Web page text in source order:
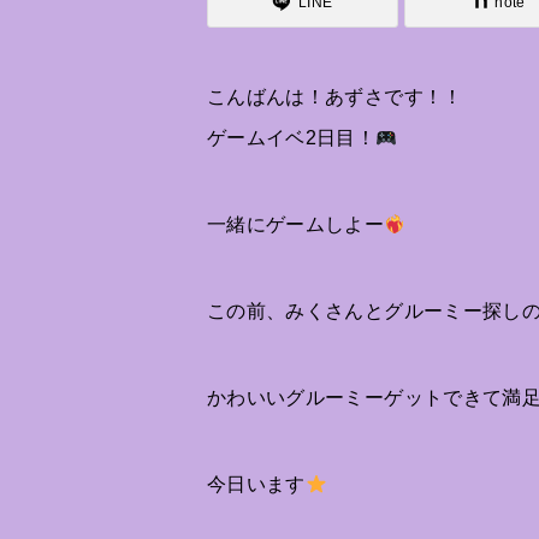
こんばんは！あずさです！！
ゲームイベ2日目！
一緒にゲームしよー
この前、みくさんとグルーミー探し
かわいいグルーミーゲットできて満足
今日います